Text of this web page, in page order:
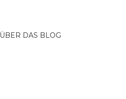
ÜBER DAS BLOG